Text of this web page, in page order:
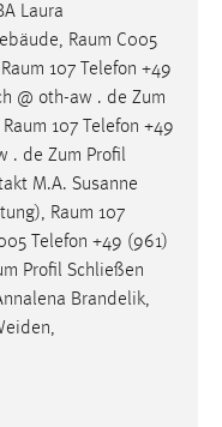
Laura
Raum C005
Raum 107 Telefon +49
@ oth-aw . de Zum
Raum 107 Telefon +49
. de Zum Profil
M.A. Susanne
Raum 107
Telefon +49 (961)
Profil Schließen
Brandelik,